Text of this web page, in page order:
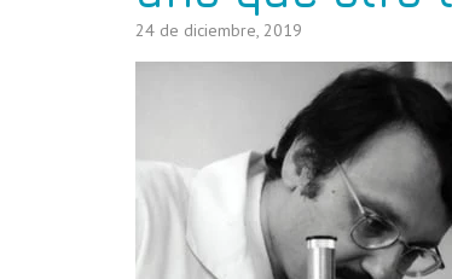
24 de diciembre, 2019